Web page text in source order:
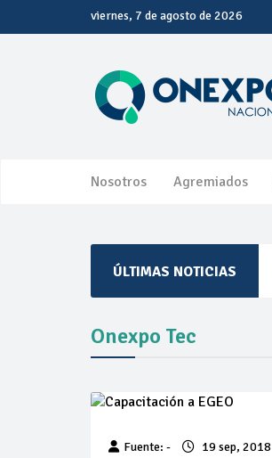
viernes, 7 de agosto de 2026
Nosotros Agremiados
ÚLTIMAS NOTICIAS
Onexpo Tec
Fuente: - 19 sep, 2018